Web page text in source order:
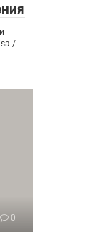
/
0